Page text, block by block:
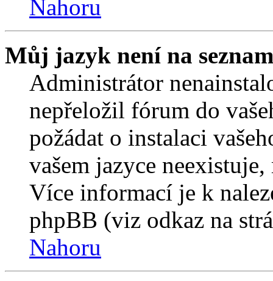
Nahoru
Můj jazyk není na
Administrátor
nepřeložil fórum do
požádat o instalaci
vašem jazyce
Více informací je k
phpBB (viz odkaz na
Nahoru